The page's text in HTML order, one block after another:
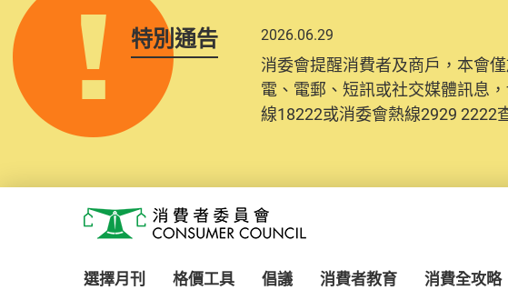
特別通告 2026.06.29
消委會提醒消費者及商戶，本會
電、電郵、短訊或社交媒體訊息
線18222或消委會熱線2929 2222
消費者委員會
選擇月刊 格價工具 倡議 消費者教育 消費全攻略